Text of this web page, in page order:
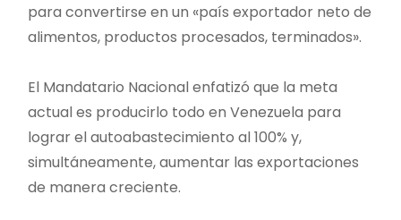
para convertirse en un «país exportador neto de
alimentos, productos procesados, terminados».
El Mandatario Nacional enfatizó que la meta
actual es producirlo todo en Venezuela para
lograr el autoabastecimiento al 100% y,
simultáneamente, aumentar las exportaciones
de manera creciente.